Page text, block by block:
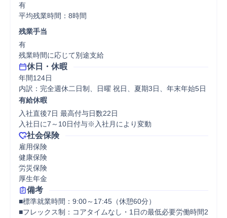
有
平均残業時間：8時間
残業手当
有
残業時間に応じて別途支給
休日・休暇
年間124日
内訳：完全週休二日制、日曜 祝日、夏期3日、年末年始5日
有給休暇
入社直後7日 最高付与日数22日
入社日に7～10日付与※入社月により変動
社会保険
雇用保険
健康保険
労災保険
厚生年金
備考
■標準就業時間：9:00～17:45（休憩60分）
■フレックス制：コアタイムなし・1日の最低必要労働時間2